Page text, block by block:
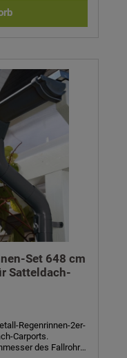
durch
Regenrinne,
zum
Set 648 cm
Satteldach-
Regenrinnen-2er-
Carports.
des Fallrohrs